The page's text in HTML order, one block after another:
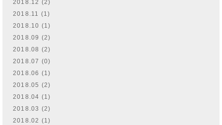
2018.12 (2)
2018.11 (1)
2018.10 (1)
2018.09 (2)
2018.08 (2)
2018.07 (0)
2018.06 (1)
2018.05 (2)
2018.04 (1)
2018.03 (2)
2018.02 (1)